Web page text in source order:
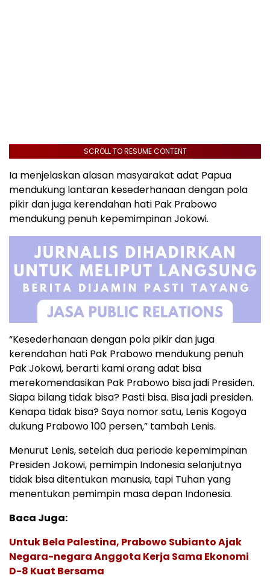
SCROLL TO RESUME CONTENT
Ia menjelaskan alasan masyarakat adat Papua
mendukung lantaran kesederhanaan dengan pola
pikir dan juga kerendahan hati Pak Prabowo
mendukung penuh kepemimpinan Jokowi.
“Kesederhanaan dengan pola pikir dan juga
kerendahan hati Pak Prabowo mendukung penuh
Pak Jokowi, berarti kami orang adat bisa
merekomendasikan Pak Prabowo bisa jadi Presiden.
Siapa bilang tidak bisa? Pasti bisa. Bisa jadi presiden.
Kenapa tidak bisa? Saya nomor satu, Lenis Kogoya
dukung Prabowo 100 persen,” tambah Lenis.
Menurut Lenis, setelah dua periode kepemimpinan
Presiden Jokowi, pemimpin Indonesia selanjutnya
tidak bisa ditentukan manusia, tapi Tuhan yang
menentukan pemimpin masa depan Indonesia.
Baca Juga:
Untuk Bela Palestina, Prabowo Subianto Ajak
Negara-negara Anggota Kerja Sama Ekonomi
D-8 Kuat Bersama